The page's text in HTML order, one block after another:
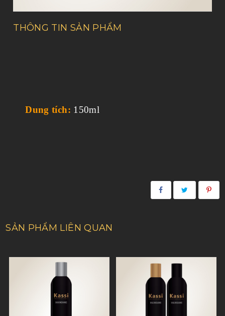
THÔNG TIN SẢN PHẨM
Dung tích: 150ml
SẢN PHẨM LIÊN QUAN